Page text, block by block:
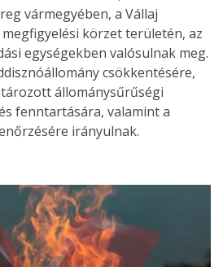
vármegyében, a Vállaj
körzet területén, az
egységekben valósulnak meg.
csökkentésére,
állománysűrűségi
fenntartására, valamint a
irányulnak.